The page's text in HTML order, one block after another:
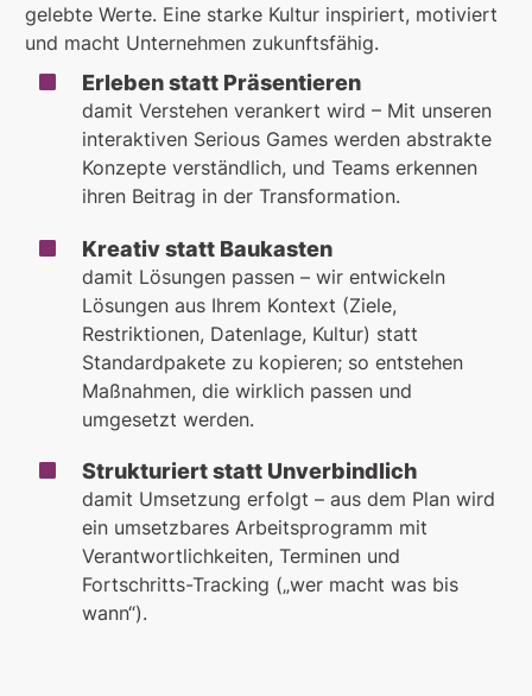
gelebte Werte. Eine starke Kultur inspiriert, motiviert
und macht Unternehmen zukunftsfähig.
Erleben statt Präsentieren
damit Verstehen verankert wird – Mit unseren
interaktiven Serious Games werden abstrakte
Konzepte verständlich, und Teams erkennen
ihren Beitrag in der Transformation.
Kreativ statt Baukasten
damit Lösungen passen – wir entwickeln
Lösungen aus Ihrem Kontext (Ziele,
Restriktionen, Datenlage, Kultur) statt
Standardpakete zu kopieren; so entstehen
Maßnahmen, die wirklich passen und
umgesetzt werden.
Strukturiert statt Unverbindlich
damit Umsetzung erfolgt – aus dem Plan wird
ein umsetzbares Arbeitsprogramm mit
Verantwortlichkeiten, Terminen und
Fortschritts-Tracking („wer macht was bis
wann“).